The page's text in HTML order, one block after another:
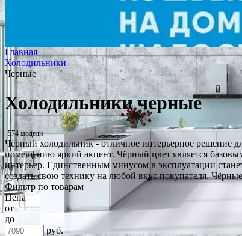
Главная
Холодильники
Черные
Холодильники черные
574 модели
Чёрный холодильник - отличное интерьерное
помещению яркий акцент. Чёрный цвет является
интерьер. Единственным минусом в эксплуатации
создать свою технику на любой вкус покупателя.
Фильтр по товарам
Цена
от
до
руб.